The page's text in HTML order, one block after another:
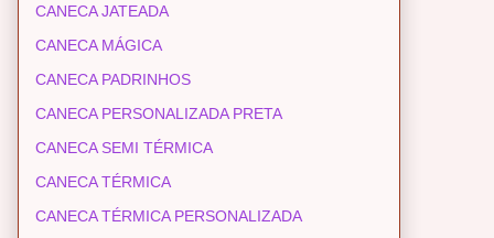
CANECA JATEADA
CANECA MÁGICA
CANECA PADRINHOS
CANECA PERSONALIZADA PRETA
CANECA SEMI TÉRMICA
CANECA TÉRMICA
CANECA TÉRMICA PERSONALIZADA